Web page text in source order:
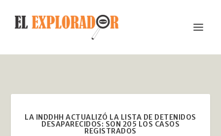
LA INDDHH ACTUALIZÓ LA LISTA DE DETENIDOS
DESAPARECIDOS: SON 205 LOS CASOS
REGISTRADOS